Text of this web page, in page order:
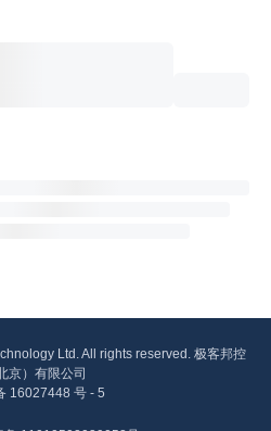
Ltd. All rights reserved. 极客邦控
京）有限公司
16027448 号 - 5